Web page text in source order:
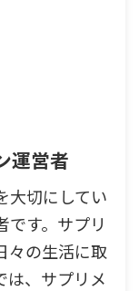
運営者
大切にしてい
です。サプリ
々の生活に取
は、サプリメ